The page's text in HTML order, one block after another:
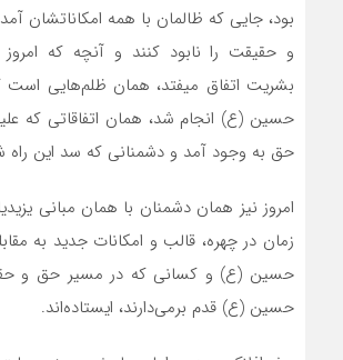
بود، جایی که ظالمان با همه امکاناتشان
و حقیقت را نابود کنند و آنچه که
بشریت اتفاق میفتد، همان ظلم‌هایی است
حسین (ع) انجام شد، همان اتفاقاتی که
حق به وجود آمد و دشمنانی که سد این راه
امروز نیز همان دشمنان با همان مبانی
زمان در چهره، قالب و امکانات جدید به
حسین (ع) و کسانی که در مسیر حق و
حسین (ع) قدم برمی‌دارند، ایستاده‌اند.